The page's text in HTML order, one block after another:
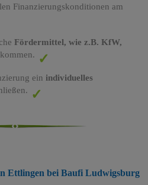
Finanzierungskonditionen am
Fördermittel, wie z.B. KfW,
ein individuelles
Ettlingen bei Baufi Ludwigsburg